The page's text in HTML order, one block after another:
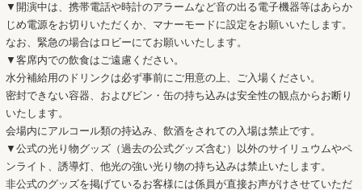
▼開演中は、携帯電話や時計のアラームなど音の出る電子機器等はあらか
じめ電源をお切りいただくか、マナーモードに設定をお願いいたします。
なお、緊急の場合はロビーにてお願いいたします。
▼客席内での飲食はご遠慮ください。
水分補給用のドリンクは必ず事前にご用意の上、ご入場ください。
密封できない容器、およびビン・缶の持ち込みは安全性の観点からお断り
いたします。
会場内にアルコール類の持込み、飲酒をされての入場は禁止です。
▼公式の光り物グッズ（過去の公式グッズ含む）以外のサイリュウムやペ
ンライト、誘導灯、他光の強い光り物の持ち込みは禁止いたします。
非公式のグッズを掲げているお客様には係員が直接お声がけさせていただ